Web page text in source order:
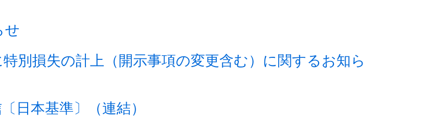
せ
別損失の計上（開示事項の変更含む）に関するお知ら
日本基準〕（連結）